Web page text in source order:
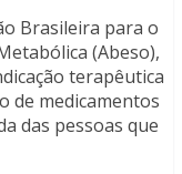
Brasileira para o
(Abeso),
terapêutica
de medicamentos
das pessoas que